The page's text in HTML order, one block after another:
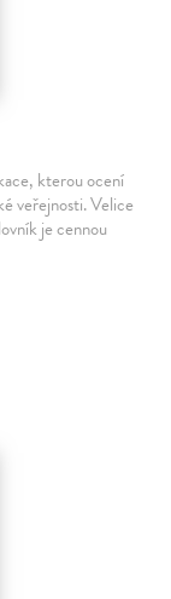
kterou ocení
veřejnosti. Velice
je cennou